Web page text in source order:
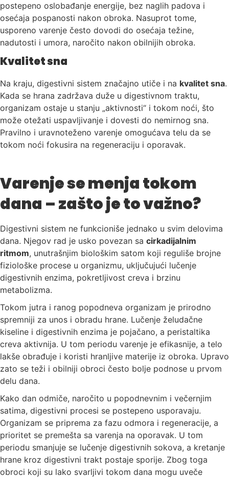
postepeno oslobađanje energije, bez naglih padova i
osećaja pospanosti nakon obroka. Nasuprot tome,
usporeno varenje često dovodi do osećaja težine,
nadutosti i umora, naročito nakon obilnijih obroka.
Kvalitet sna
Na kraju, digestivni sistem značajno utiče i na kvalitet sna.
Kada se hrana zadržava duže u digestivnom traktu,
organizam ostaje u stanju „aktivnosti“ i tokom noći, što
može otežati uspavljivanje i dovesti do nemirnog sna.
Pravilno i uravnoteženo varenje omogućava telu da se
tokom noći fokusira na regeneraciju i oporavak.
Varenje se menja tokom
dana – zašto je to važno?
Digestivni sistem ne funkcioniše jednako u svim delovima
dana. Njegov rad je usko povezan sa cirkadijalnim
ritmom, unutrašnjim biološkim satom koji reguliše brojne
fiziološke procese u organizmu, uključujući lučenje
digestivnih enzima, pokretljivost creva i brzinu
metabolizma.
Tokom jutra i ranog popodneva organizam je prirodno
spremniji za unos i obradu hrane. Lučenje želudačne
kiseline i digestivnih enzima je pojačano, a peristaltika
creva aktivnija. U tom periodu varenje je efikasnije, a telo
lakše obrađuje i koristi hranljive materije iz obroka. Upravo
zato se teži i obilniji obroci često bolje podnose u prvom
delu dana.
Kako dan odmiče, naročito u popodnevnim i večernjim
satima, digestivni procesi se postepeno usporavaju.
Organizam se priprema za fazu odmora i regeneracije, a
prioritet se premešta sa varenja na oporavak. U tom
periodu smanjuje se lučenje digestivnih sokova, a kretanje
hrane kroz digestivni trakt postaje sporije. Zbog toga
obroci koji su lako svarljivi tokom dana mogu uveče